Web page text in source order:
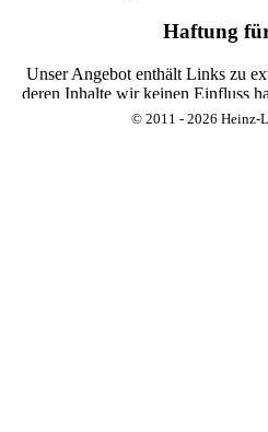
Haftung
Unser Angebot enthält Links zu
deren Inhalte wir keinen Einfluss
diese fremden Inhalte auch keine
Inhalte der verlinkten Seiten ist
© 2011 - 2026 Heinz-